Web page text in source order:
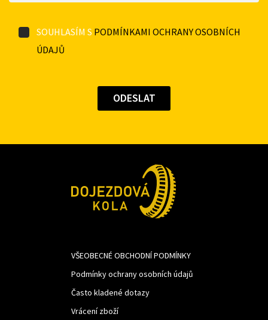
SOUHLASÍM S PODMÍNKAMI OCHRANY OSOBNÍCH
ÚDAJŮ
VŠEOBECNÉ OBCHODNÍ PODMÍNKY
Podmínky ochrany osobních údajů
Často kladené dotazy
Vrácení zboží